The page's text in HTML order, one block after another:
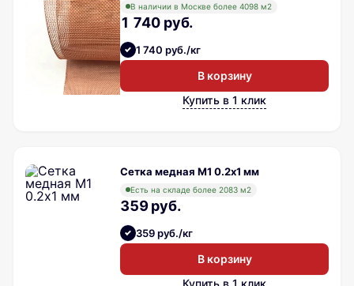
В наличии в Москве более 4098 м2
1 740 руб.
1 740 руб./кг
В корзину
Купить в 1 клик
Сетка медная М1 0.2х1 мм
Есть на складе более 2083 м2
359 руб.
359 руб./кг
В корзину
Купить в 1 клик